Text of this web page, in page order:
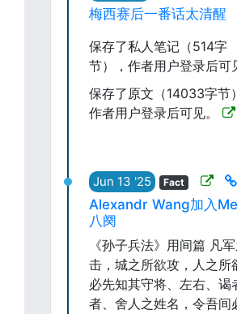
梅西赛后一番话太清醒
保存了私人笔记（514字
节），作者用户登录后可
保存了原文（14033字节
作者用户登录后可见。
Jun 13 '25 Fact
Alexandr Wang加入
八阕
《孙子兵法》用间篇 凡
击，城之所欲攻，人之所
必先知其守将、左右、谒
者、舍人之姓名，令吾间